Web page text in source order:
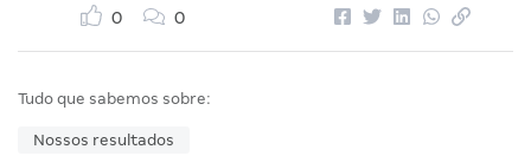
0 0
Tudo que sabemos sobre:
Nossos resultados